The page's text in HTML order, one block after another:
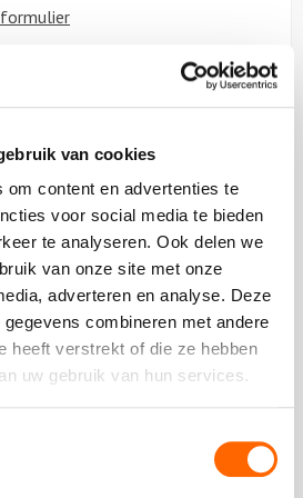
van cookies
om content en advertenties te
voor social media te bieden
te analyseren. Ook delen we
van onze site met onze
adverteren en analyse. Deze
combineren met andere
heeft verstrekt of die ze hebben
uw gebruik van hun services.
van onze klanten
review Bekijk alle reviews